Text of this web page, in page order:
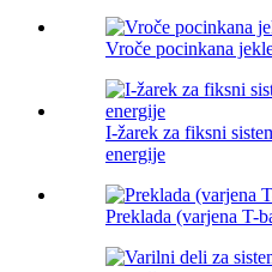
Vroče pocinkana
I-žarek za fiksni
energije
Preklada (varjena T-